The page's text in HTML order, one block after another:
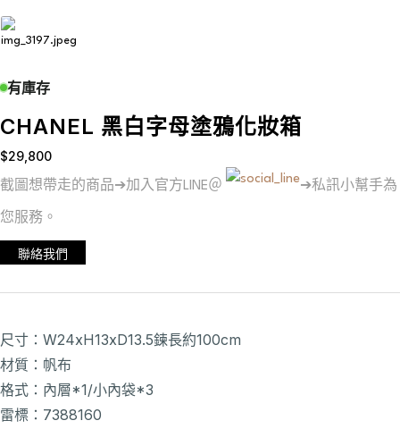
有庫存
CHANEL 黑白字母塗鴉化妝箱
$29,800
截圖想帶走的商品➔加入官方LINE＠ ➔私訊小幫手為
您服務。
聯絡我們
尺寸：W24xH13xD13.5鍊長約100cm
材質：帆布
格式：內層*1/小內袋*3
雷標：7388160